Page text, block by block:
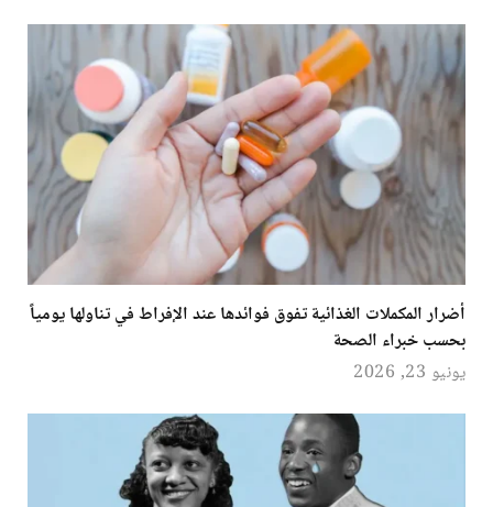
أضرار المكملات الغذائية تفوق فوائدها عند الإفراط في تناولها يومياً
بحسب خبراء الصحة
يونيو 23, 2026